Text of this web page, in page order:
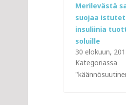
Merilevästä
suojaa
insuliinia
soluille
30 elokuun,
Kategoriassa